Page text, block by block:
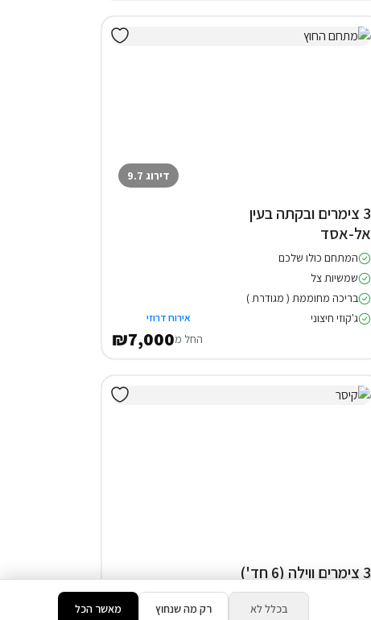
דירוג 9.7
3 צימרים ובקתה בעין
אל-אסד
המתחם כולו שלכם
שמשיות צל
בריכה מחוממת ( מגודרת )
ג'קוזי חיצוני
אירוח דרוזי
החל מ₪7,000
3 צימרים ווילה (6 חד')
בכלל לא רק מה שנחוץ מאשר הכל